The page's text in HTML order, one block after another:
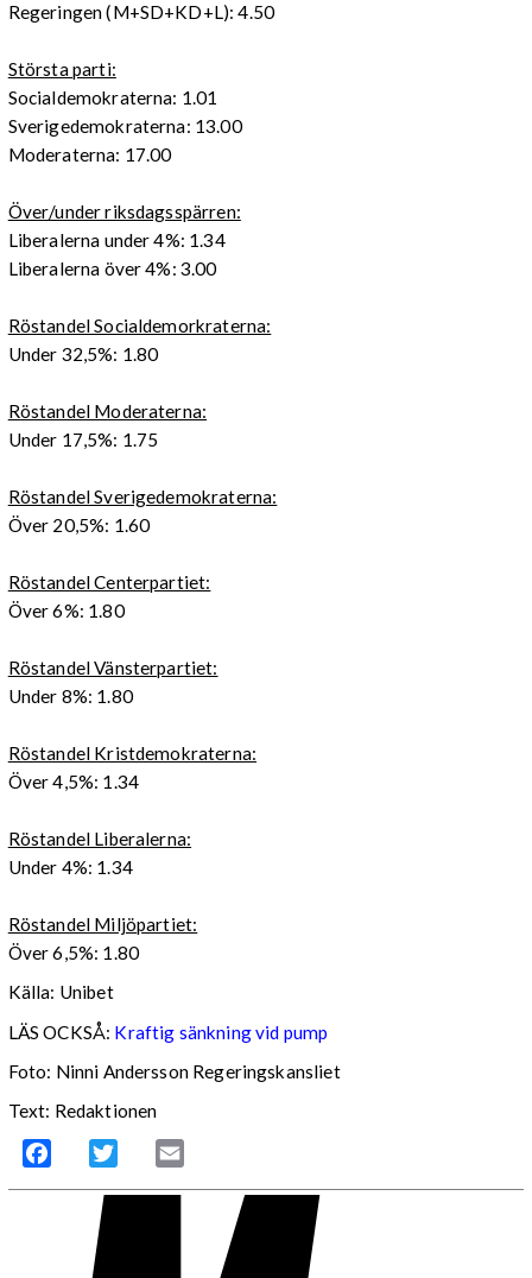
Regeringen (M+SD+KD+L): 4.50
Största parti:
Socialdemokraterna: 1.01
Sverigedemokraterna: 13.00
Moderaterna: 17.00
Över/under riksdagsspärren:
Liberalerna under 4%: 1.34
Liberalerna över 4%: 3.00
Röstandel Socialdemorkraterna:
Under 32,5%: 1.80
Röstandel Moderaterna:
Under 17,5%: 1.75
Röstandel Sverigedemokraterna:
Över 20,5%: 1.60
Röstandel Centerpartiet:
Över 6%: 1.80
Röstandel Vänsterpartiet:
Under 8%: 1.80
Röstandel Kristdemokraterna:
Över 4,5%: 1.34
Röstandel Liberalerna:
Under 4%: 1.34
Röstandel Miljöpartiet:
Över 6,5%: 1.80
Källa: Unibet
LÄS OCKSÅ: Kraftig sänkning vid pump
Foto: Ninni Andersson Regeringskansliet
Text: Redaktionen
Facebook Twitter